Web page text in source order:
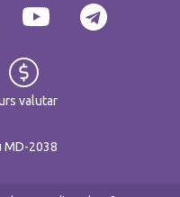
valutar
MD-2038